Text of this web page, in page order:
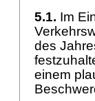
5.1. Im
des
einem